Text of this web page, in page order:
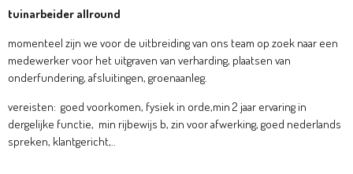
tuinarbeider allround
momenteel zijn we voor de uitbreiding van ons team op zoek naar een
medewerker voor het uitgraven van verharding, plaatsen van
onderfundering, afsluitingen, groenaanleg.
vereisten: goed voorkomen, fysiek in orde,min 2 jaar ervaring in
dergelijke functie, min rijbewijs b, zin voor afwerking, goed nederlands
spreken, klantgericht,..